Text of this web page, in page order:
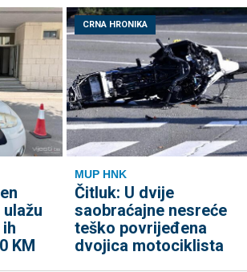
KM
CRNA HRONIKA
MUP HNK
Čitluk: U dvije
saobraćajne nesreće
teško povrijeđena
dvojica motociklista